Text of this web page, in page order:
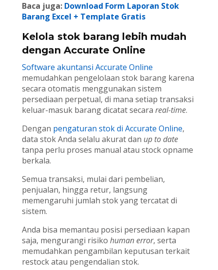
Baca juga: Download Form Laporan Stok
Barang Excel + Template Gratis
Kelola stok barang lebih mudah
dengan Accurate Online
Software akuntansi Accurate Online
memudahkan pengelolaan stok barang karena
secara otomatis menggunakan sistem
persediaan perpetual, di mana setiap transaksi
keluar-masuk barang dicatat secara real-time.
Dengan pengaturan stok di Accurate Online,
data stok Anda selalu akurat dan up to date
tanpa perlu proses manual atau stock opname
berkala.
Semua transaksi, mulai dari pembelian,
penjualan, hingga retur, langsung
memengaruhi jumlah stok yang tercatat di
sistem.
Anda bisa memantau posisi persediaan kapan
saja, mengurangi risiko human error, serta
memudahkan pengambilan keputusan terkait
restock atau pengendalian stok.